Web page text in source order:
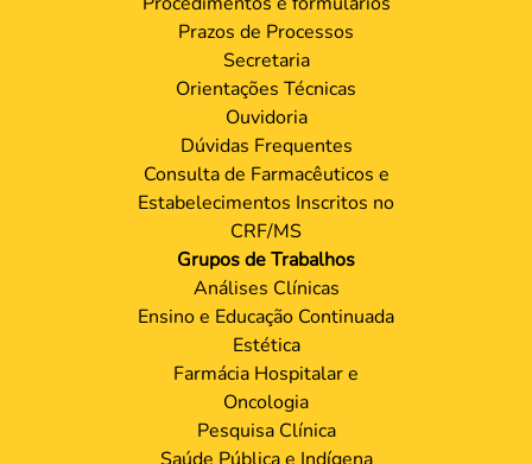
Prazos de Processos
Secretaria
Orientações Técnicas
Ouvidoria
Dúvidas Frequentes
Consulta de Farmacêuticos e
Estabelecimentos Inscritos no
CRF/MS
Grupos de Trabalhos
Análises Clínicas
Ensino e Educação Continuada
Estética
Farmácia Hospitalar e
Oncologia
Pesquisa Clínica
Saúde Pública e Indígena